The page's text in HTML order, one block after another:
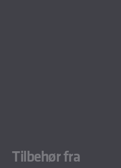
Tilbehør fra